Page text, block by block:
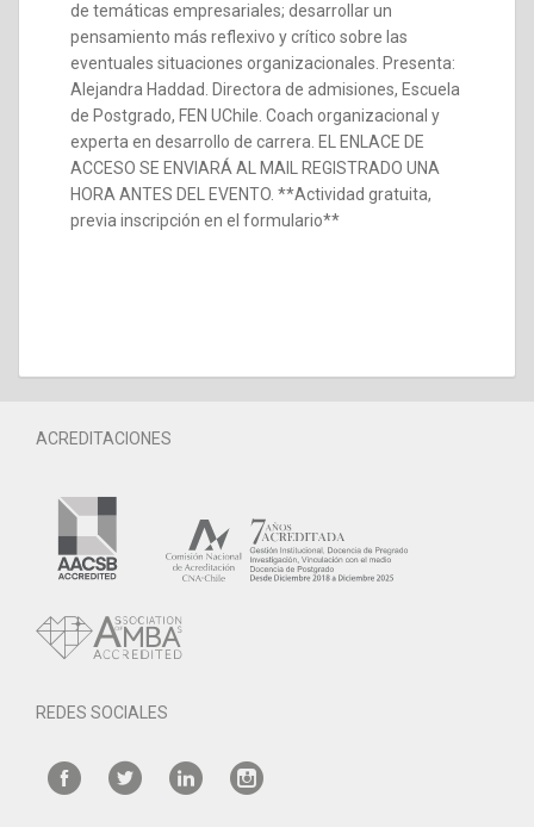
de temáticas empresariales; desarrollar un
pensamiento más reflexivo y crítico sobre las
eventuales situaciones organizacionales. Presenta:
Alejandra Haddad. Directora de admisiones, Escuela
de Postgrado, FEN UChile. Coach organizacional y
experta en desarrollo de carrera. EL ENLACE DE
ACCESO SE ENVIARÁ AL MAIL REGISTRADO UNA
HORA ANTES DEL EVENTO. **Actividad gratuita,
previa inscripción en el formulario**
ACREDITACIONES
REDES SOCIALES